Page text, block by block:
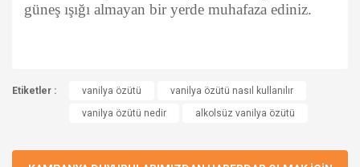
güneş ışığı almayan bir yerde muhafaza ediniz.
Bu ürüne ilk yorumu siz yapın!
Yorum Yaz
konularda yetersiz gördüğünüz noktaları öneri formunu
Görüş ve önerileriniz için teşekkür ederiz.
Soru Sor
Etiketler : vanilya özütü
vanilya özütü nasıl kullanılır
vanilya özütü nedir
alkolsüz vanilya özütü